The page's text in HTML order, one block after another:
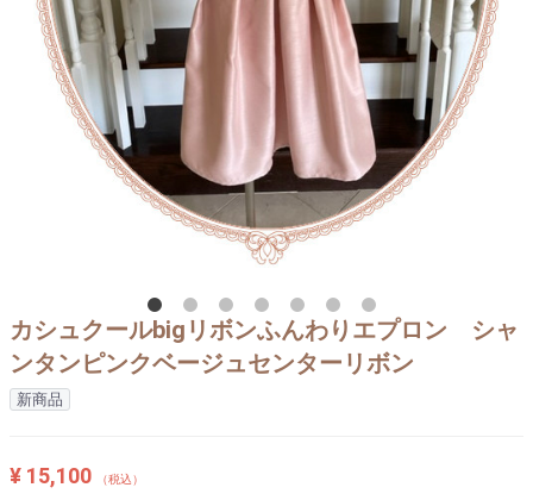
カシュクールbigリボンふんわりエプロン シャ
ンタンピンクベージュセンターリボン
新商品
¥ 15,100 （税込）